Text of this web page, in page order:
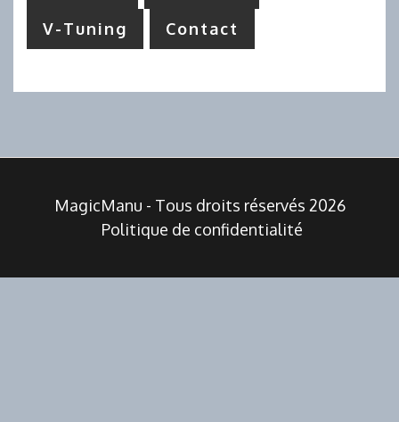
V-Tuning Contact
MagicManu - Tous droits réservés 2026
Politique de confidentialité